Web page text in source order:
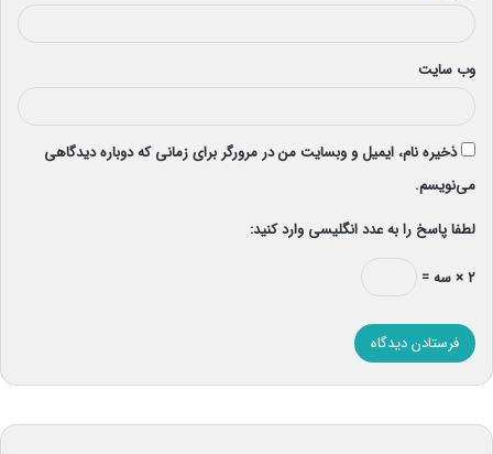
وب‌ سایت
ذخیره نام، ایمیل و وبسایت من در مرورگر برای زمانی که دوباره دیدگاهی
می‌نویسم.
لطفا پاسخ را به عدد انگلیسی وارد کنید:
۲ × سه =